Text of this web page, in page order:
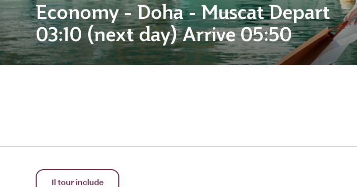
Economy - Doha - Muscat Depart
03:10 (next day) Arrive 05:50
Il tour include